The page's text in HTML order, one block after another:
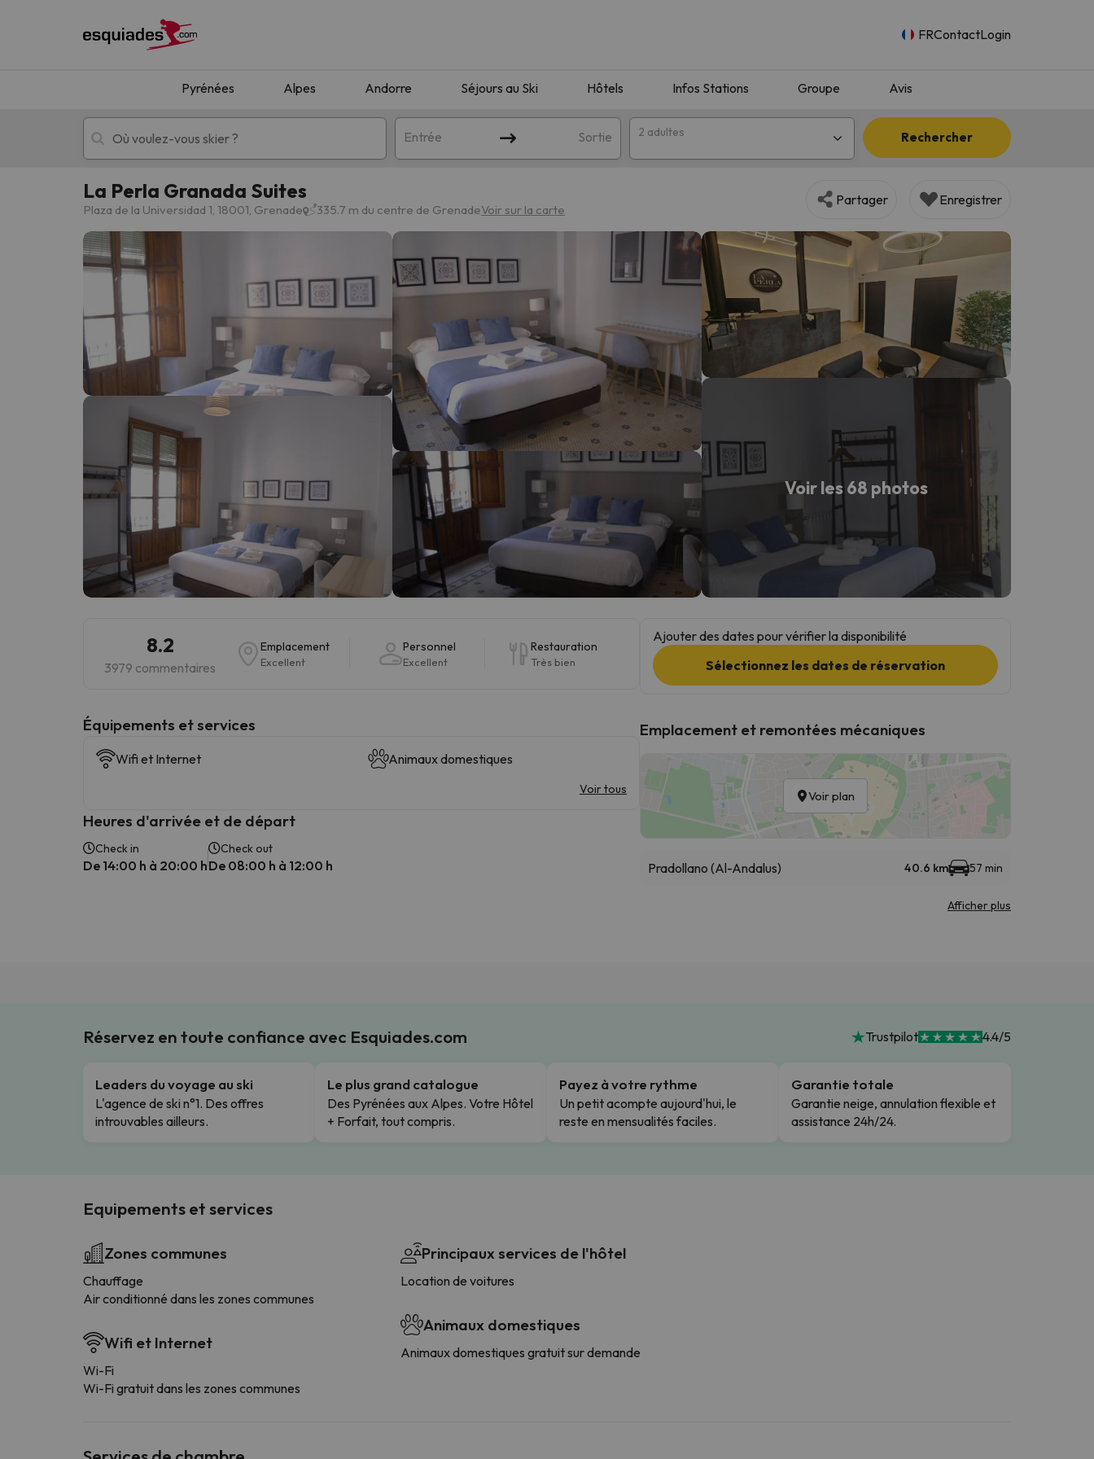
FRContactLogin
Pyrénées Alpes Andorre Séjours au Ski Hôtels Infos Stations Groupe Avis
Entrée Sortie 2 adultes Rechercher
Séjours au ski Séjours montagne
Oups, nous n'avons pas trouvé de résultats correspondant à votre recherche. Essayez de modifier la destination.
Il semble que notre chercheur se soit égaré. Dès qu'il aura retrouvé sa boussole, il reviendra.
La Perla Granada Suites
Plaza de la Universidad 1, 18001, Grenade 335.7 m du centre de GrenadeVoir sur la carte
Partager Enregistrer
Voir les 68 photos
8.2
3979 commentaires
Emplacement
Excellent
Personnel
Excellent
Restauration
Très bien
​Équipements et services
Wifi et Internet Animaux domestiques
Voir tous
Heures d'arrivée et de départ
Check in
De 14:00 h à 20:00 h
Check out
De 08:00 h à 12:00 h
Ajouter des dates pour vérifier la disponibilité
Sélectionnez les dates de réservation
Emplacement et remontées mécaniques
Voir plan
Pradollano (Al-Andalus) 40.6 km 57 min
Afficher plus
Réservez en toute confiance avec Esquiades.com Trustpilot 4.4/5
Leaders du voyage au ski
L'agence de ski n°1. Des offres
introuvables ailleurs.
Le plus grand catalogue
Des Pyrénées aux Alpes. Votre Hôtel
+ Forfait, tout compris.
Payez à votre rythme
Un petit acompte aujourd'hui, le
reste en mensualités faciles.
Garantie totale
Garantie neige, annulation flexible et
assistance 24h/24.
Equipements et services
Zones communes
Chauffage
Air conditionné dans les zones communes
Wifi et Internet
Wi-Fi
Wi-Fi gratuit dans les zones communes
Principaux services de l'hôtel
Location de voitures
Animaux domestiques
Animaux domestiques gratuit sur demande